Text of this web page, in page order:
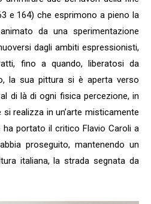
e 164) che esprimono a pieno la
da una sperimentazione
dagli ambiti espressionisti,
fino a quando, liberatosi da
la sua pittura si è aperta verso
di là di ogni fisica percezione, in
realizza in un’arte misticamente
ha portato il critico Flavio Caroli a
proseguito, mantenendo un
italiana, la strada segnata da
alla nostra
e scarica
2026!